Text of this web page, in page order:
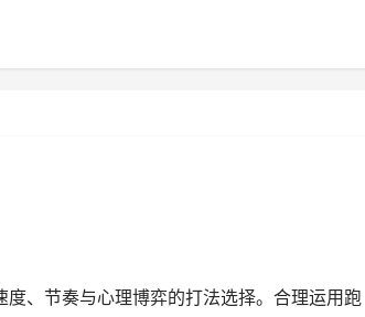
、节奏与心理博弈的打法选择。合理运用跑